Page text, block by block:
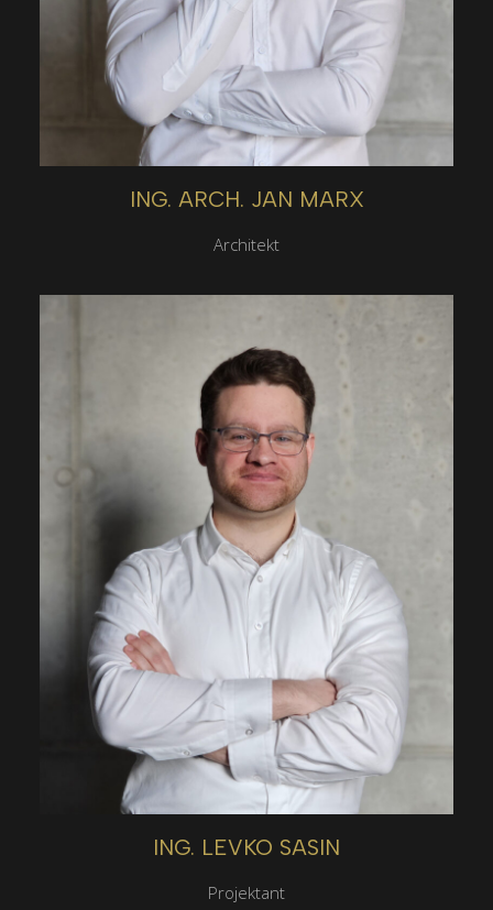
ING. ARCH. JAN MARX
Architekt
ING. LEVKO SASIN
Projektant